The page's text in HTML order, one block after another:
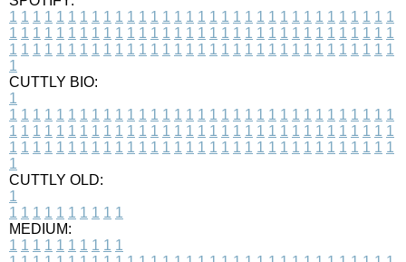
1 1 1 1 1 1 1 1 1 1 1 1 1 1 1 1 1 1 1 1 1 1 1 1 1 1 1 1 1 1 1 1 1
1 1 1 1 1 1 1 1 1 1 1 1 1 1 1 1 1 1 1 1 1 1 1 1 1 1 1 1 1 1 1 1 1
1 1 1 1 1 1 1 1 1 1 1 1 1 1 1 1 1 1 1 1 1 1 1 1 1 1 1 1 1 1 1 1 1
1
CUTTLY BIO:
1
1 1 1 1 1 1 1 1 1 1 1 1 1 1 1 1 1 1 1 1 1 1 1 1 1 1 1 1 1 1 1 1 1
1 1 1 1 1 1 1 1 1 1 1 1 1 1 1 1 1 1 1 1 1 1 1 1 1 1 1 1 1 1 1 1 1
1 1 1 1 1 1 1 1 1 1 1 1 1 1 1 1 1 1 1 1 1 1 1 1 1 1 1 1 1 1 1 1 1
1
CUTTLY OLD:
1
1 1 1 1 1 1 1 1 1 1
MEDIUM:
1 1 1 1 1 1 1 1 1 1